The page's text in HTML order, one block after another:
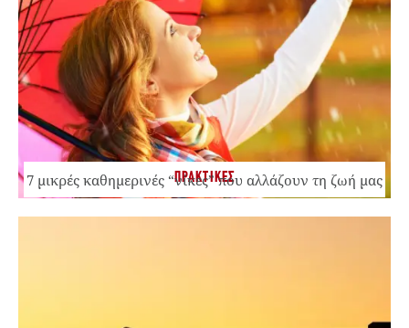
ΠΡΑΚΤΙΚΕΣ
7 μικρές καθημερινές “νίκες” που αλλάζουν τη ζωή μας